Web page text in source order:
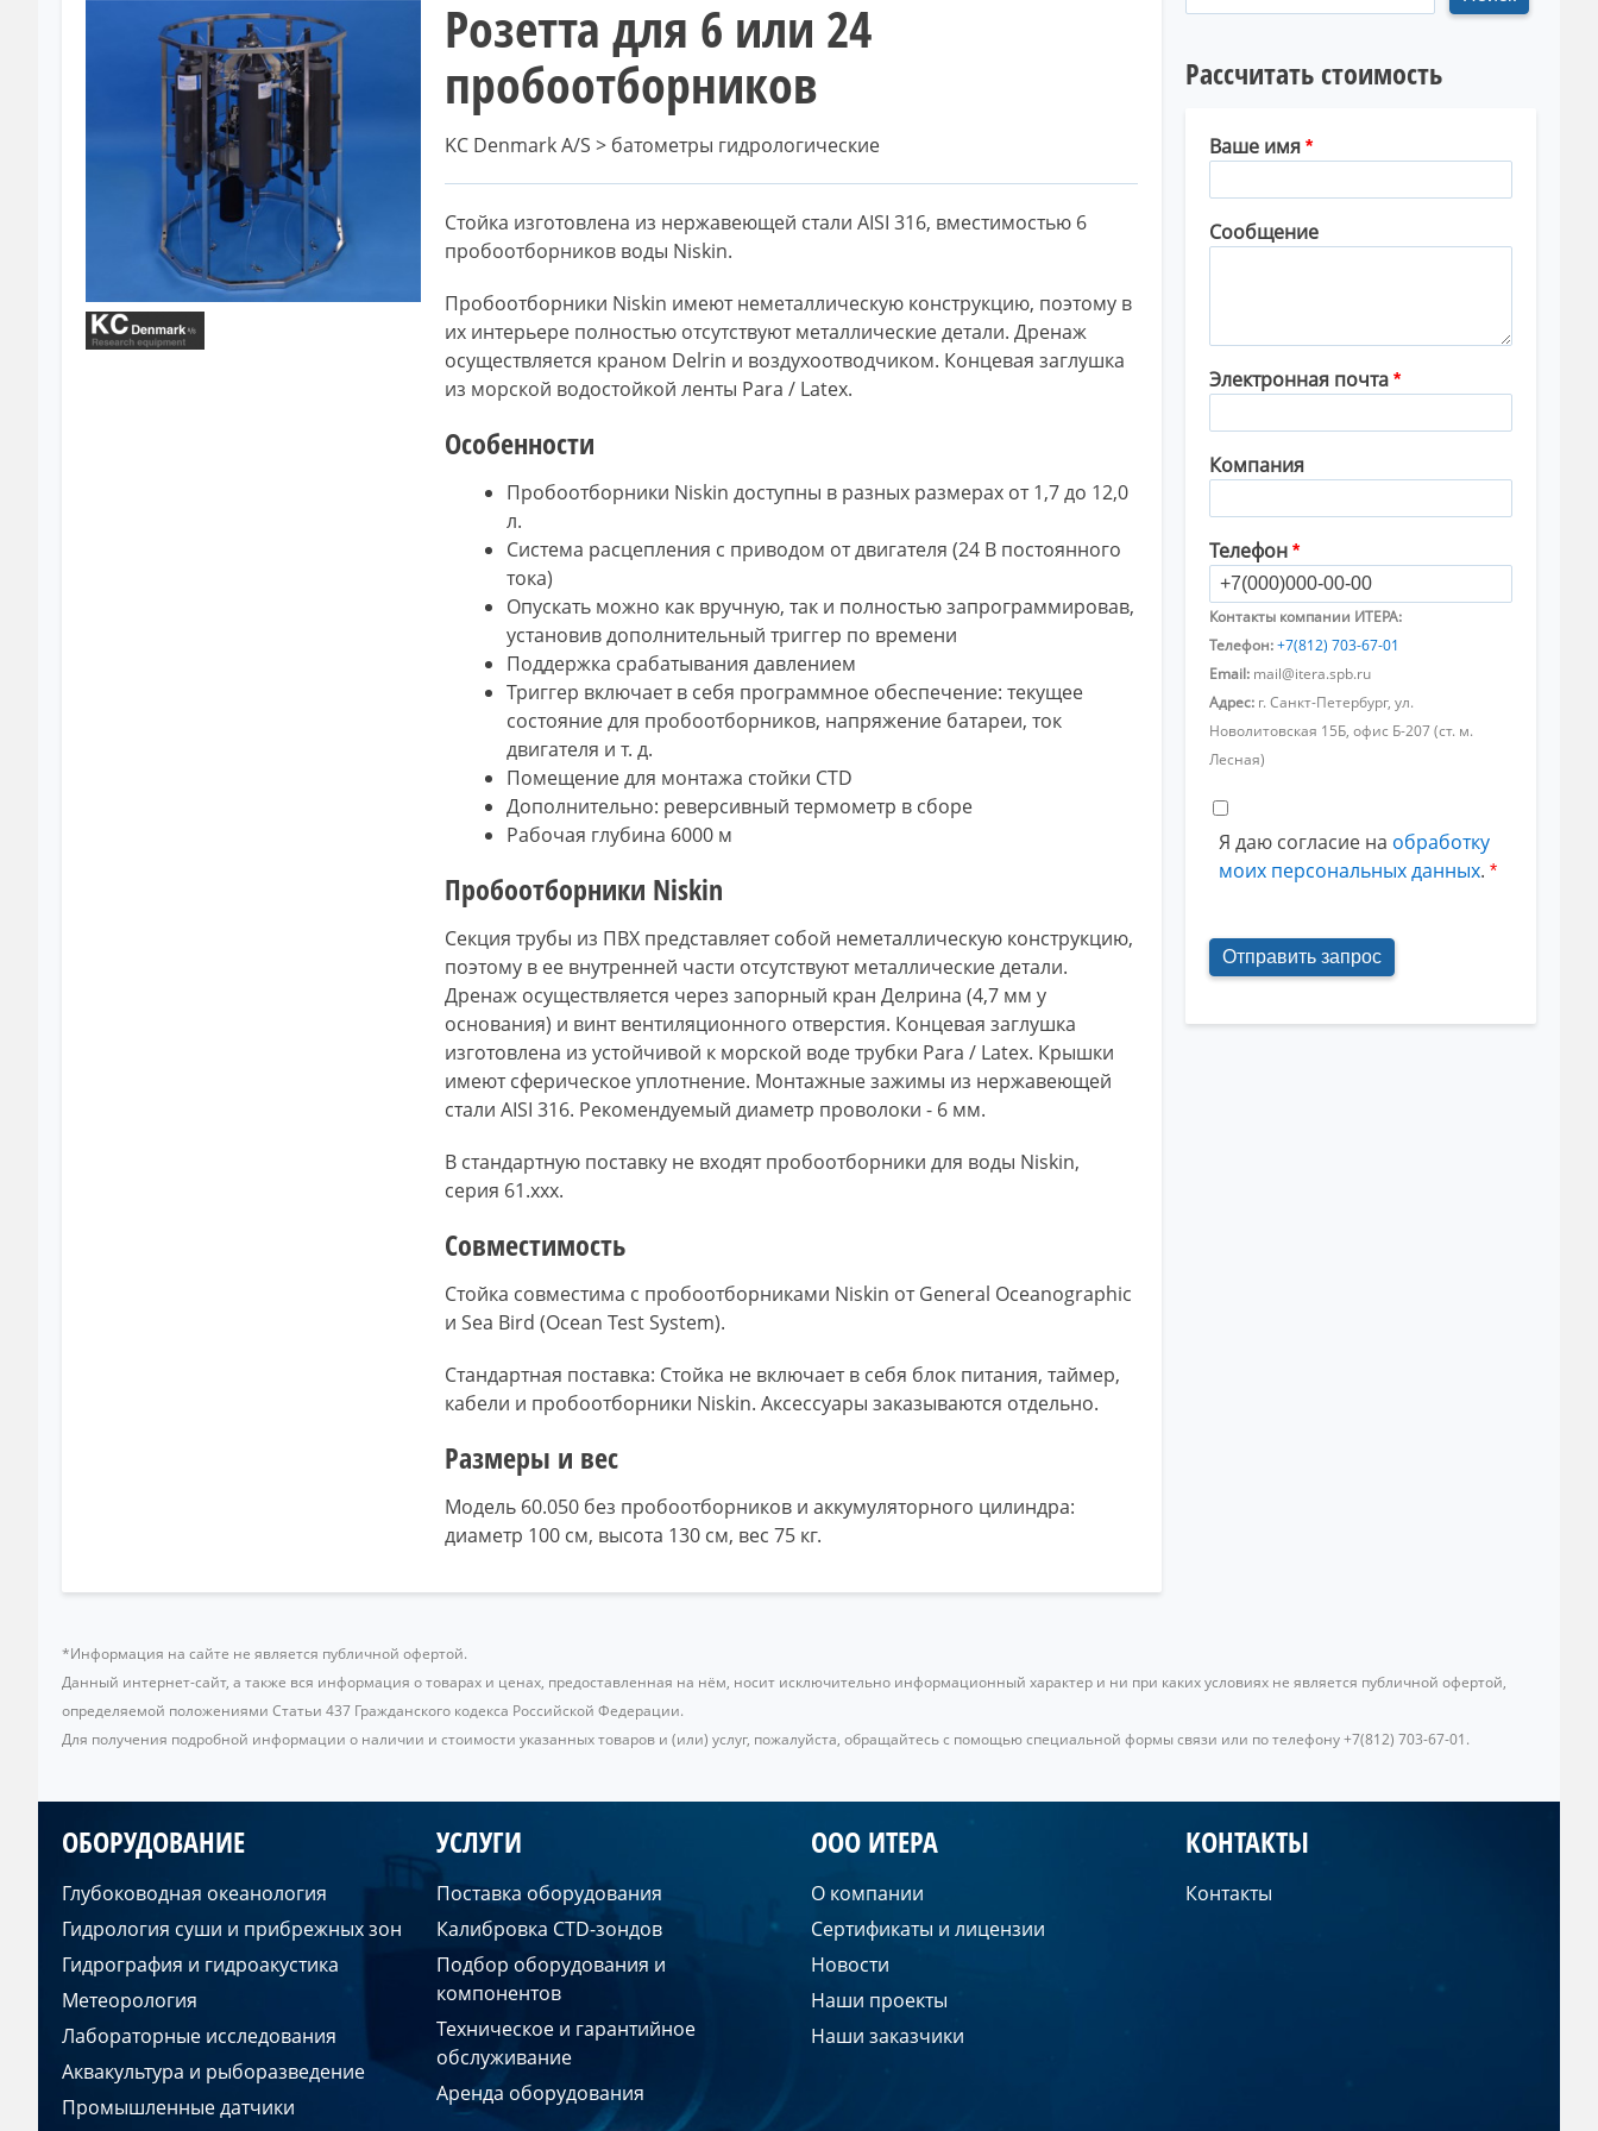
Розетта для 6 или 24
пробоотборников
KC Denmark A/S > батометры гидрологические
Стойка изготовлена из нержавеющей стали AISI 316, вместимостью 6
пробоотборников воды Niskin.
Пробоотборники Niskin имеют неметаллическую конструкцию, поэтому в
их интерьере полностью отсутствуют металлические детали. Дренаж
осуществляется краном Delrin и воздухоотводчиком. Концевая заглушка
из морской водостойкой ленты Para / Latex.
Особенности
Пробоотборники Niskin доступны в разных размерах от 1,7 до 12,0
л.
Система расцепления с приводом от двигателя (24 В постоянного
тока)
Опускать можно как вручную, так и полностью запрограммировав,
установив дополнительный триггер по времени
Поддержка срабатывания давлением
Триггер включает в себя программное обеспечение: текущее
состояние для пробоотборников, напряжение батареи, ток
двигателя и т. д.
Помещение для монтажа стойки CTD
Дополнительно: реверсивный термометр в сборе
Рабочая глубина 6000 м
Пробоотборники Niskin
Секция трубы из ПВХ представляет собой неметаллическую конструкцию,
поэтому в ее внутренней части отсутствуют металлические детали.
Дренаж осуществляется через запорный кран Делрина (4,7 мм у
основания) и винт вентиляционного отверстия. Концевая заглушка
изготовлена ​​из устойчивой к морской воде трубки Para / Latex. Крышки
имеют сферическое уплотнение. Монтажные зажимы из нержавеющей
стали AISI 316. Рекомендуемый диаметр проволоки - 6 мм.
В стандартную поставку не входят пробоотборники для воды Niskin,
серия 61.xxx.
Совместимость
Стойка совместима с пробоотборниками Niskin от General Oceanographic
и Sea Bird (Ocean Test System).
Стандартная поставка: Стойка не включает в себя блок питания, таймер,
кабели и пробоотборники Niskin. Аксессуары заказываются отдельно.
Размеры и вес
Модель 60.050 без пробоотборников и аккумуляторного цилиндра:
диаметр 100 см, высота 130 см, вес 75 кг.
Рассчитать стоимость
Ваше имя
Сообщение
Электронная почта
Компания
Телефон
Контакты компании ИТЕРА:
Телефон:+7(812) 703-67-01
Email: mail@itera.spb.ru
Адрес: г. Санкт-Петербург, ул.
Новолитовская 15Б, офис Б-207 (ст. м.
Лесная)
Я даю согласие на обработку
моих персональных данных.
*Информация на сайте не является публичной офертой.
Данный интернет-сайт, а также вся информация о товарах и ценах, предоставленная на нём, носит исключительно информационный характер и ни при каких условиях не является публичной офертой,
определяемой положениями Статьи 437 Гражданского кодекса Российской Федерации.
Для получения подробной информации о наличии и стоимости указанных товаров и (или) услуг, пожалуйста, обращайтесь с помощью специальной формы связи или по телефону +7(812) 703-67-01.
ОБОРУДОВАНИЕ
Глубоководная океанология
Гидрология суши и прибрежных зон
Гидрография и гидроакустика
Метеорология
Лабораторные исследования
Аквакультура и рыборазведение
Промышленные датчики
УСЛУГИ
Поставка оборудования
Калибровка CTD-зондов
Подбор оборудования и
компонентов
Техническое и гарантийное
обслуживание
Аренда оборудования
ООО ИТЕРА
О компании
Сертификаты и лицензии
Новости
Наши проекты
Наши заказчики
КОНТАКТЫ
Контакты